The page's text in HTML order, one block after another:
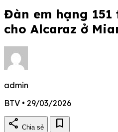
Đàn em hạng 151
cho Alcaraz ở
admin
BTV • 29/03/2026
share Chia sẻ bookmark